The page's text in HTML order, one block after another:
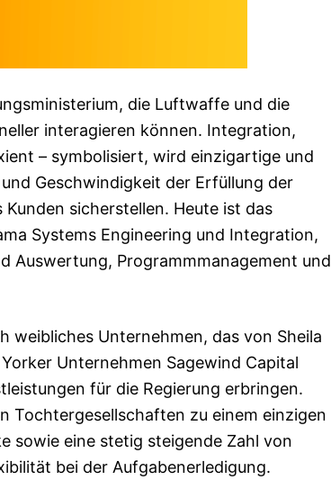
die Luftwaffe und die
interagieren können. Integration,
– symbolisiert, wird einzigartige und
Geschwindigkeit der Erfüllung der
sicherstellen. Heute ist das
Systems Engineering und Integration,
Auswertung, Programmmanagement und
weibliches Unternehmen, das von Sheila
Unternehmen Sagewind Capital
für die Regierung erbringen.
Tochtergesellschaften zu einem einzigen
sowie eine stetig steigende Zahl von
bei der Aufgabenerledigung.